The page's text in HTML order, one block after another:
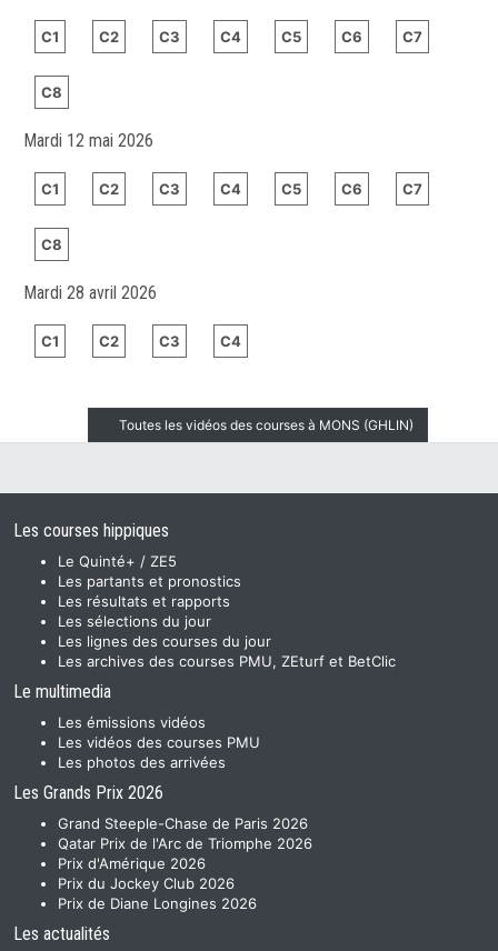
C1 C2 C3 C4 C5 C6 C7
C8
Mardi 12 mai 2026
C1 C2 C3 C4 C5 C6 C7
C8
Mardi 28 avril 2026
C1 C2 C3 C4
Toutes les vidéos des courses à MONS (GHLIN)
Les courses hippiques
Le Quinté+ / ZE5
Les partants et pronostics
Les résultats et rapports
Les sélections du jour
Les lignes des courses du jour
Les archives des courses PMU, ZEturf et BetClic
Le multimedia
Les émissions vidéos
Les vidéos des courses PMU
Les photos des arrivées
Les Grands Prix 2026
Grand Steeple-Chase de Paris 2026
Qatar Prix de l'Arc de Triomphe 2026
Prix d'Amérique 2026
Prix du Jockey Club 2026
Prix de Diane Longines 2026
Les actualités